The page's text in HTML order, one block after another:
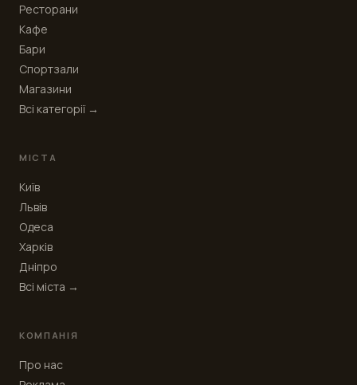
Ресторани
Кафе
Бари
Спортзали
Магазини
Всі категорії →
МІСТА
Київ
Львів
Одеса
Харків
Дніпро
Всі міста →
КОМПАНІЯ
Про нас